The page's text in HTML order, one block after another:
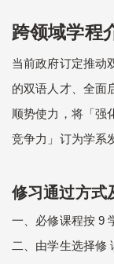
跨领域学程
当前政府订定推动
的双语人才、全面
顺势使力，将「强
竞争力」订为学系
修习通过方式
一、必修课程按 9
二、由学生选择修